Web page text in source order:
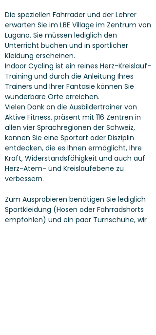
Die speziellen Fahrräder und der Lehrer
erwarten Sie im LBE Village im Zentrum von
Lugano. Sie müssen lediglich den
Unterricht buchen und in sportlicher
Kleidung erscheinen.
Indoor Cycling ist ein reines Herz-Kreislauf-
Training und durch die Anleitung Ihres
Trainers und Ihrer Fantasie können Sie
wunderbare Orte erreichen.
Vielen Dank an die Ausbildertrainer von
Aktive Fitness, präsent mit 116 Zentren in
allen vier Sprachregionen der Schweiz,
können Sie eine Sportart oder Disziplin
entdecken, die es Ihnen ermöglicht, Ihre
Kraft, Widerstandsfähigkeit und auch auf
Herz-Atem- und Kreislaufebene zu
verbessern.
Zum Ausprobieren benötigen Sie lediglich
Sportkleidung (Hosen oder Fahrradshorts
empfohlen) und ein paar Turnschuhe, wir